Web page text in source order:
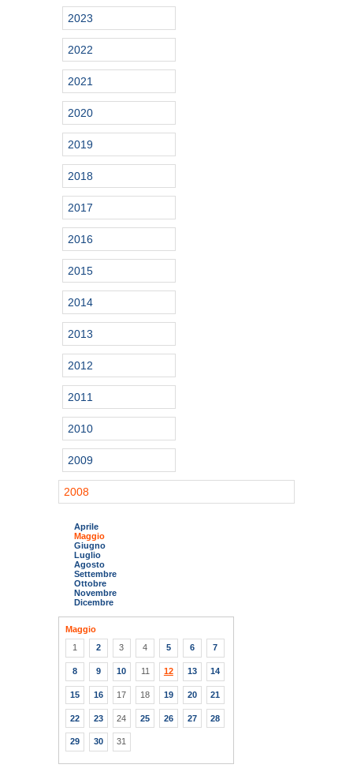
2023
2022
2021
2020
2019
2018
2017
2016
2015
2014
2013
2012
2011
2010
2009
2008
Aprile
Maggio
Giugno
Luglio
Agosto
Settembre
Ottobre
Novembre
Dicembre
Maggio
1
2 3 4 5 6 7
8 9 10 11 12 13 14
15 16 17 18 19 20 21
22 23 24 25 26 27 28
29 30 31